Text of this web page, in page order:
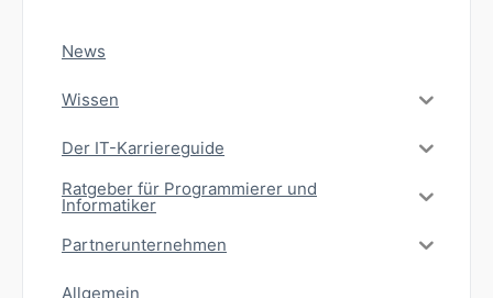
News
Wissen
Der IT-Karriereguide
Ratgeber für Programmierer und
Informatiker
Partnerunternehmen
Allgemein